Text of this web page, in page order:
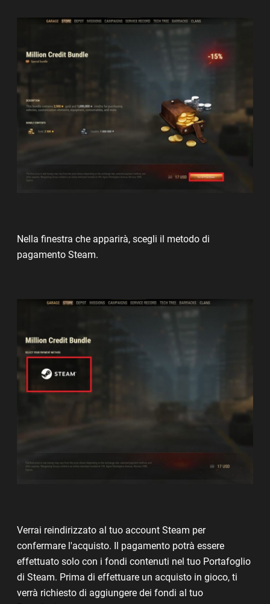
Nella finestra che apparirà, scegli il metodo di
pagamento Steam.
Verrai reindirizzato al tuo account Steam per
confermare l'acquisto. Il pagamento potrà essere
effettuato solo con i fondi contenuti nel tuo Portafoglio
di Steam. Prima di effettuare un acquisto in gioco, ti
verrà richiesto di aggiungere dei fondi al tuo